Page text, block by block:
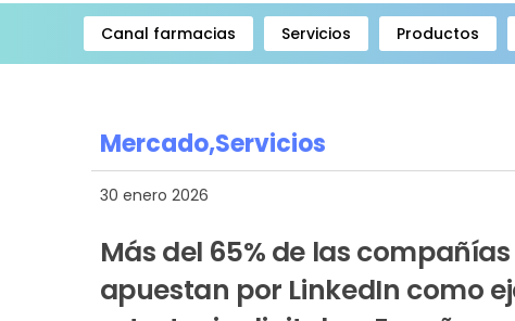
Canal farmacias Servicios Productos
Item
Mercado,Servicios
30 enero 2026
Más del 65% de las
apuestan por LinkedIn como